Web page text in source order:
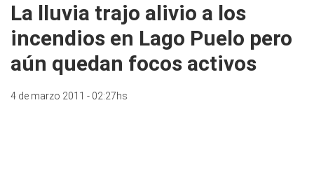
La lluvia trajo alivio a los
incendios en Lago Puelo pero
aún quedan focos activos
4 de marzo 2011 - 02:27hs